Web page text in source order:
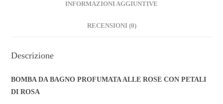
INFORMAZIONI AGGIUNTIVE
RECENSIONI (0)
Descrizione
BOMBA DA BAGNO PROFUMATA ALLE ROSE CON PETALI
DI ROSA